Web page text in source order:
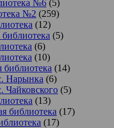
№6 (5)
№2 (259)
(12)
(5)
(6)
(10)
библиотека (14)
Нарынка (6)
Чайковского (5)
(13)
библиотека (17)
(17)